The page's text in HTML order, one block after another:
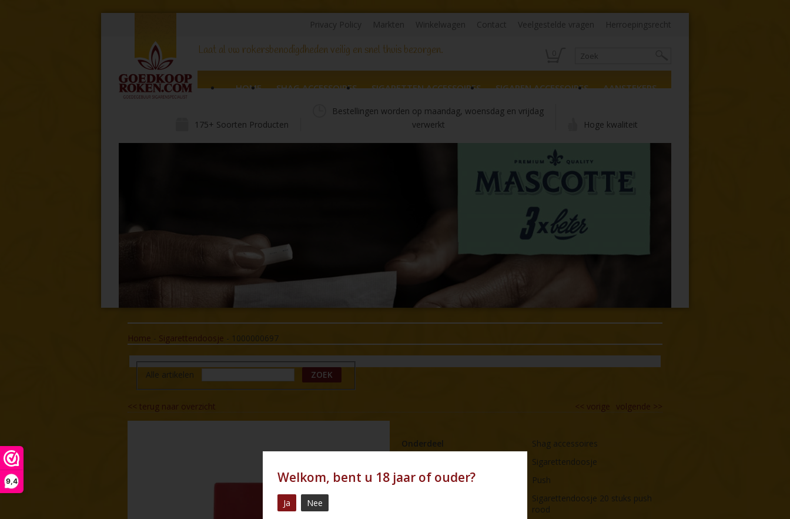
9,4
Privacy Policy Markten Winkelwagen Contact Veelgestelde vragen Herroepingsrecht
Laat al uw rokersbenodigdheden veilig en snel thuis bezorgen.
HOME SHAG ACCESSOIRES SIGARETTEN ACCESSOIRES SIGAREN ACCESSOIRES AANSTEKERS
175+ Soorten Producten
Bestellingen worden op maandag, woensdag en vrijdag
verwerkt
Hoge kwaliteit
Home - Sigarettendoosje - 1000000697
Alle artikelen ZOEK
<< terug naar overzicht volgende >>
<< vorige
Onderdeel
Shag accessoires
Sigarettendoosje
Merk
Push
Sigarettendoosje 20 stuks push
rood
Welkom, bent u 18 jaar of ouder?
Ja Nee